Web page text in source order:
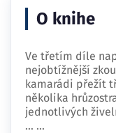
O knihe
Ve třetím díle
nejobtížnější
kamarádi přežít
několika
jednotlivých
… ...